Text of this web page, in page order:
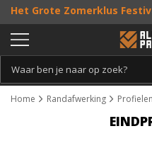
Het Grote Zomerklus
bestelling vanaf €25, en
Persoonlijk & gratis advies:013 -
Home Randafwerking Profielen